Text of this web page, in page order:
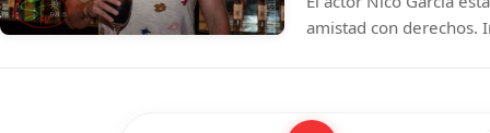
amistad con derechos.